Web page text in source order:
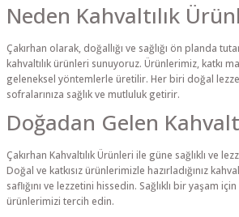
Neden Kahvaltılık
Çakırhan olarak, doğallığı ve sağlığı ön planda
kahvaltılık ürünleri sunuyoruz. Ürünlerimiz, katkı
geleneksel yöntemlerle üretilir. Her biri doğal
sofralarınıza sağlık ve mutluluk getirir.
Doğadan Gelen
Çakırhan Kahvaltılık Ürünleri ile güne sağlıklı ve
Doğal ve katkısız ürünlerimizle hazırladığınız
saflığını ve lezzetini hissedin. Sağlıklı bir yaşam
ürünlerimizi tercih edin.